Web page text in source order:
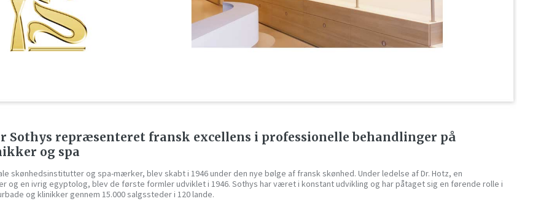
Sothys repræsenteret fransk excellens i professionelle behandlinger på
og spa
skønhedsinstitutter og spa-mærker, blev skabt i 1946 under den nye bølge af fransk skønhed. Under ledelse af Dr. Hotz, en
og en ivrig egyptolog, blev de første formler udviklet i 1946. Sothys har været i konstant udvikling og har påtaget sig en førende rolle i
og klinikker gennem 15.000 salgssteder i 120 lande.